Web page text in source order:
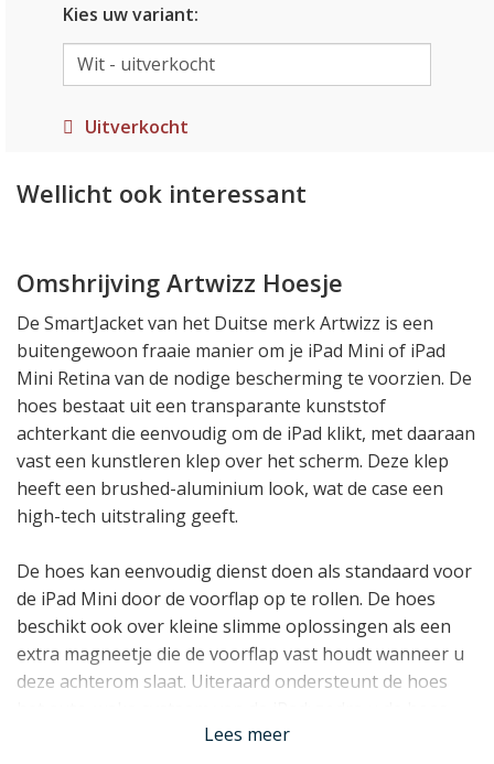
Kies uw variant:
Uitverkocht
Wellicht ook interessant
Omshrijving Artwizz Hoesje
De SmartJacket van het Duitse merk Artwizz is een
buitengewoon fraaie manier om je iPad Mini of iPad
Mini Retina van de nodige bescherming te voorzien. De
hoes bestaat uit een transparante kunststof
achterkant die eenvoudig om de iPad klikt, met daaraan
vast een kunstleren klep over het scherm. Deze klep
heeft een brushed-aluminium look, wat de case een
high-tech uitstraling geeft.
De hoes kan eenvoudig dienst doen als standaard voor
de iPad Mini door de voorflap op te rollen. De hoes
beschikt ook over kleine slimme oplossingen als een
extra magneetje die de voorflap vast houdt wanneer u
deze achterom slaat. Uiteraard ondersteunt de hoes
opent, gaat de iPad vanzelf aan.
Lees meer